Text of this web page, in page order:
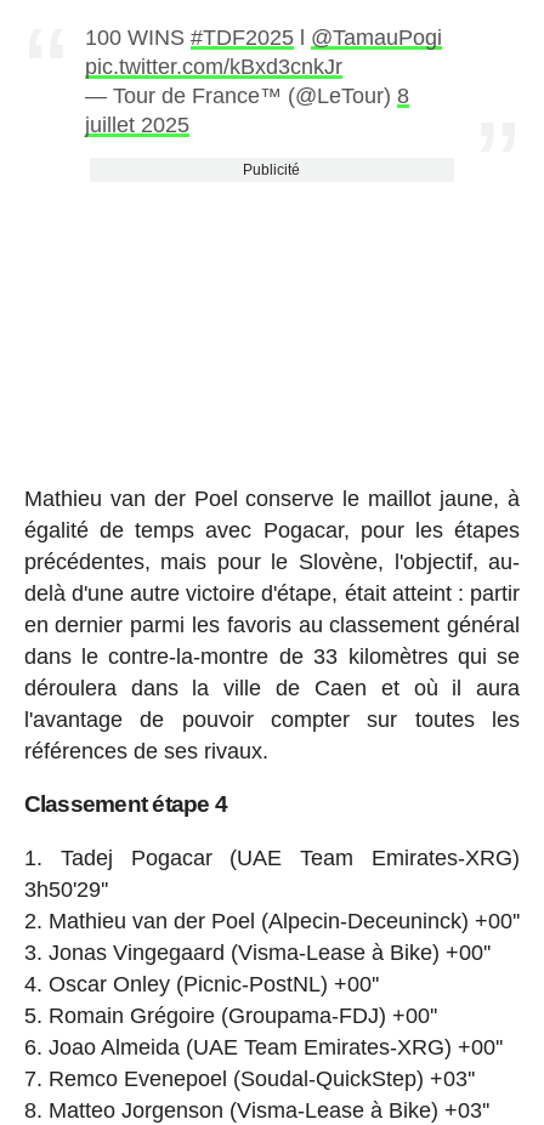
100 WINS #TDF2025l @TamauPogi
pic.twitter.com/kBxd3cnkJr
— Tour de France™ (@LeTour) 8
juillet 2025
Publicité
Mathieu van der Poel conserve le maillot jaune, à
égalité de temps avec Pogacar, pour les étapes
précédentes, mais pour le Slovène, l'objectif, au-
delà d'une autre victoire d'étape, était atteint : partir
en dernier parmi les favoris au classement général
dans le contre-la-montre de 33 kilomètres qui se
déroulera dans la ville de Caen et où il aura
l'avantage de pouvoir compter sur toutes les
références de ses rivaux.
Classement étape 4
Tadej Pogacar (UAE Team Emirates-XRG)
3h50'29''
Mathieu van der Poel (Alpecin-Deceuninck) +00''
Jonas Vingegaard (Visma-Lease à Bike) +00''
Oscar Onley (Picnic-PostNL) +00''
Romain Grégoire (Groupama-FDJ) +00''
Joao Almeida (UAE Team Emirates-XRG) +00''
Remco Evenepoel (Soudal-QuickStep) +03''
Matteo Jorgenson (Visma-Lease à Bike) +03''